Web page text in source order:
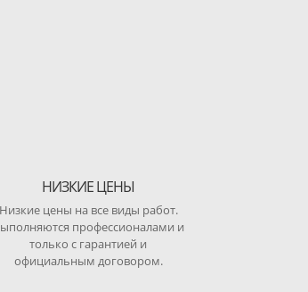
НИЗКИЕ ЦЕНЫ
Низкие цены на все виды работ.
профессионалами и
только с гарантией и
официальным договором.